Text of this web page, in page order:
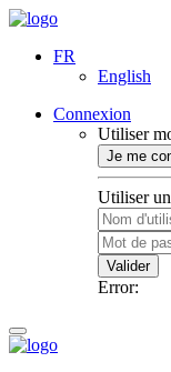
FR
English
Connexion
Utiliser
Je me
Utiliser
Valider
Error: